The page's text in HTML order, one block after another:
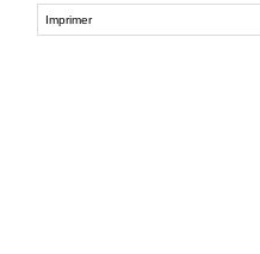
surImprimer